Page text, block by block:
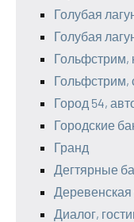
Голубая
Голубая
Гольфстрим,
Гольфстрим,
Город 54,
Городские
Гранд
Дегтярные
Деревенская
Диалог,